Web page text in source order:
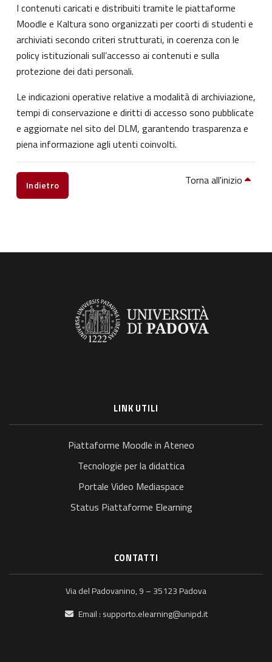
I contenuti caricati e distribuiti tramite le piattaforme
Moodle e Kaltura sono organizzati per coorti di studenti e
archiviati secondo criteri strutturati, in coerenza con le
policy istituzionali sull’accesso ai contenuti e sulla
protezione dei dati personali.
Le indicazioni operative relative a modalità di archiviazione,
tempi di conservazione e diritti di accesso sono pubblicate
e aggiornate nel sito del DLM, garantendo trasparenza e
piena informazione agli utenti coinvolti.
Indietro Torna all'inizio
LINK UTILI
Piattaforme Moodle in Ateneo
Tecnologie per la didattica
Portale Video Mediaspace
Status Piattaforme Elearning
CONTATTI
Via del Padovanino, 9 – 35123 Padova
Email : supporto.elearning@unipd.it